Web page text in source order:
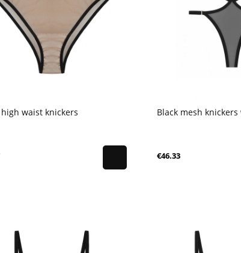
high waist knickers Black mesh
€46.33